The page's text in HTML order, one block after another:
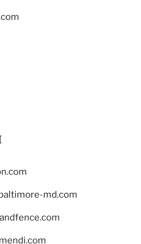
md.com